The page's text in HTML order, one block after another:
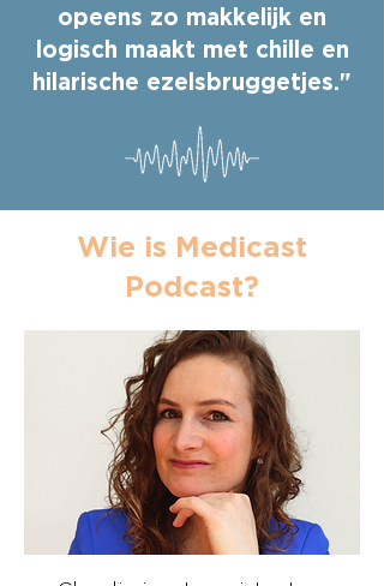
opeens zo makkelijk en
logisch maakt met chille en
hilarische ezelsbruggetjes."
Wie is Medicast
Podcast?